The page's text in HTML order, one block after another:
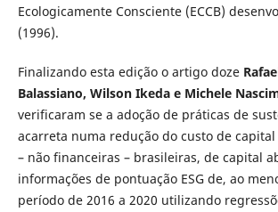
Ecologicamente Consciente (ECCB)
(1996).
Finalizando esta edição o artigo doze
Balassiano, Wilson Ikeda e Michele
verificaram se a adoção de práticas de
acarreta numa redução do custo de
– não financeiras – brasileiras, de capital
informações de pontuação ESG de, ao
período de 2016 a 2020 utilizando